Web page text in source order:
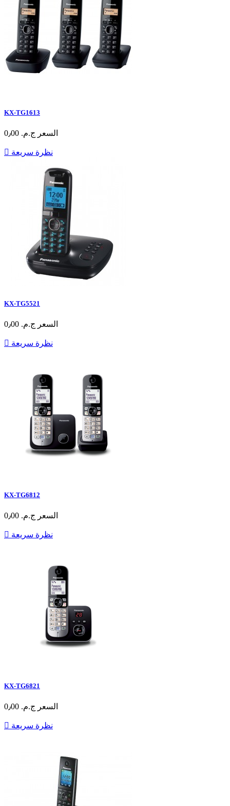
KX-TG1613
السعر ج.م.‏ 0٫00
 نظرة سريعة
KX-TG5521
السعر ج.م.‏ 0٫00
 نظرة سريعة
KX-TG6812
السعر ج.م.‏ 0٫00
 نظرة سريعة
KX-TG6821
السعر ج.م.‏ 0٫00
 نظرة سريعة